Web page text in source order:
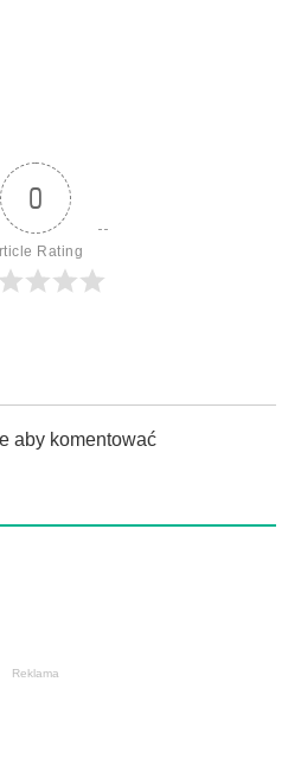
0
Rating
aby komentować
Reklama